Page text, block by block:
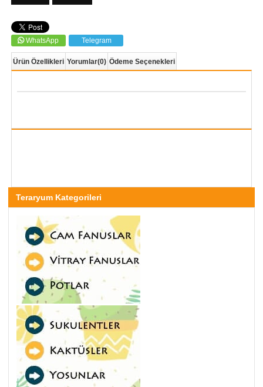
WhatsApp Telegram
Ürün Özellikleri Yorumlar(0) Ödeme Seçenekleri
Teraryum Kategorileri